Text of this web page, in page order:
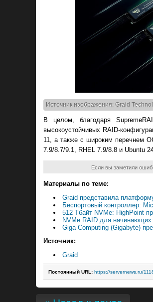
Источник изображения: Graid
В целом, благодаря
высокоустойчивых RAID-
11, а также с широким перечнем
7.9/8.7/9.1, RHEL 7.9/8.8 и Ubuntu
Если вы заметили
Материалы по теме:
Graid представила
Беспортовый контроллер:
512 Тбайт NVMe: HighPoint
NVMe RAID для
Giga Computing (Gigabyte)
Источник:
Graid
Постоянный URL: https://servernews.ru/